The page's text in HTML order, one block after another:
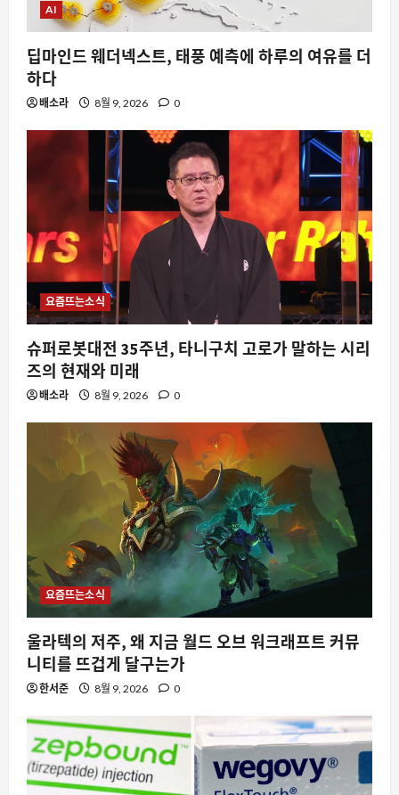
AI
딥마인드 웨더넥스트, 태풍 예측에 하루의 여유를 더
하다
배소라 8월 9, 2026 0
요즘뜨는소식
슈퍼로봇대전 35주년, 타니구치 고로가 말하는 시리
즈의 현재와 미래
배소라 8월 9, 2026 0
요즘뜨는소식
울라텍의 저주, 왜 지금 월드 오브 워크래프트 커뮤
니티를 뜨겁게 달구는가
한서준 8월 9, 2026 0